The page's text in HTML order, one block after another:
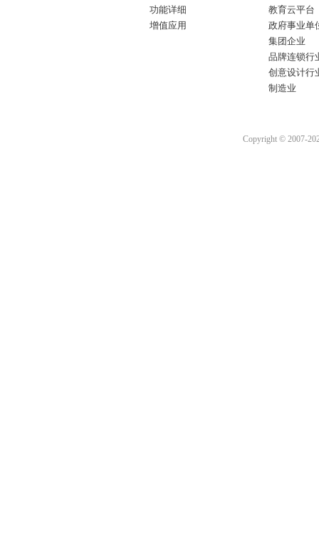
功能详细
增值应用
教育云平台
政府事业单
集团企业
品牌连锁行
创意设计行
制造业
Copyright © 2007-